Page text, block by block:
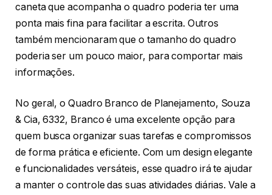
caneta que acompanha o quadro poderia ter uma
ponta mais fina para facilitar a escrita. Outros
também mencionaram que o tamanho do quadro
poderia ser um pouco maior, para comportar mais
informações.
No geral, o Quadro Branco de Planejamento, Souza
& Cia, 6332, Branco é uma excelente opção para
quem busca organizar suas tarefas e compromissos
de forma prática e eficiente. Com um design elegante
e funcionalidades versáteis, esse quadro irá te ajudar
a manter o controle das suas atividades diárias. Vale a